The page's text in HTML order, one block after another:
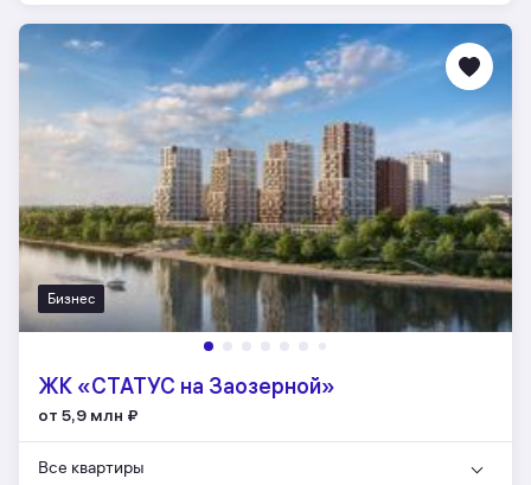
Бизнес
ЖК «СТАТУС на Заозерной»
от 5,9 млн ₽
Все квартиры